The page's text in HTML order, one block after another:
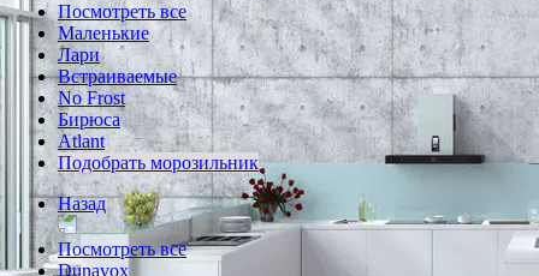
Посмотреть все
Маленькие
Лари
Встраиваемые
No Frost
Бирюса
Atlant
Подобрать морозильник
Назад
Посмотреть все
Dunavox